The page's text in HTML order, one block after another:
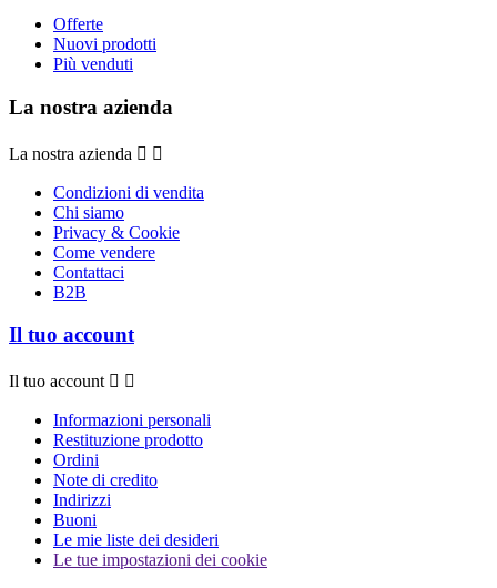
Offerte
Nuovi prodotti
Più venduti
La nostra azienda
La nostra azienda  
Condizioni di vendita
Chi siamo
Privacy & Cookie
Come vendere
Contattaci
B2B
Il tuo account
Il tuo account  
Informazioni personali
Restituzione prodotto
Ordini
Note di credito
Indirizzi
Buoni
Le mie liste dei desideri
Le tue impostazioni dei cookie